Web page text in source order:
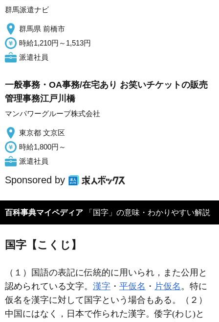
群馬派遣ナビ
群馬県 前橋市
時給1,210円～1,513円
派遣社員
一般事務・OA事務/在宅あり お笑いチケットの販売
管理事務江戸川橋
マンパワーグループ株式会社
東京都 文京区
時給1,800円～
派遣社員
Sponsored by
百科事典マイペディア 「国字」の意味・わかりやすい解説
国字【こくじ】
（１）国語の表記に伝統的に用いられ，また公用と
認められている文字。 漢字 ・ 平仮名 ・ 片仮名 。特に
仮名を漢字に対して国字という場合もある。（２）
中国にはなく，日本で作られた漢字。倭字(わじ)と